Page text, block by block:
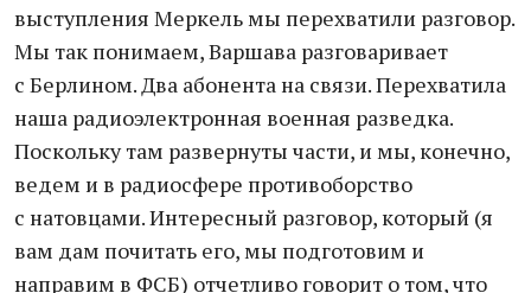
выступления Меркель мы перехватили разговор.
Мы так понимаем, Варшава разговаривает
с Берлином. Два абонента на связи. Перехватила
наша радиоэлектронная военная разведка.
Поскольку там развернуты части, и мы, конечно,
ведем и в радиосфере противоборство
с натовцами. Интересный разговор, который (я
вам дам почитать его, мы подготовим и
направим в ФСБ) отчетливо говорит о том, что